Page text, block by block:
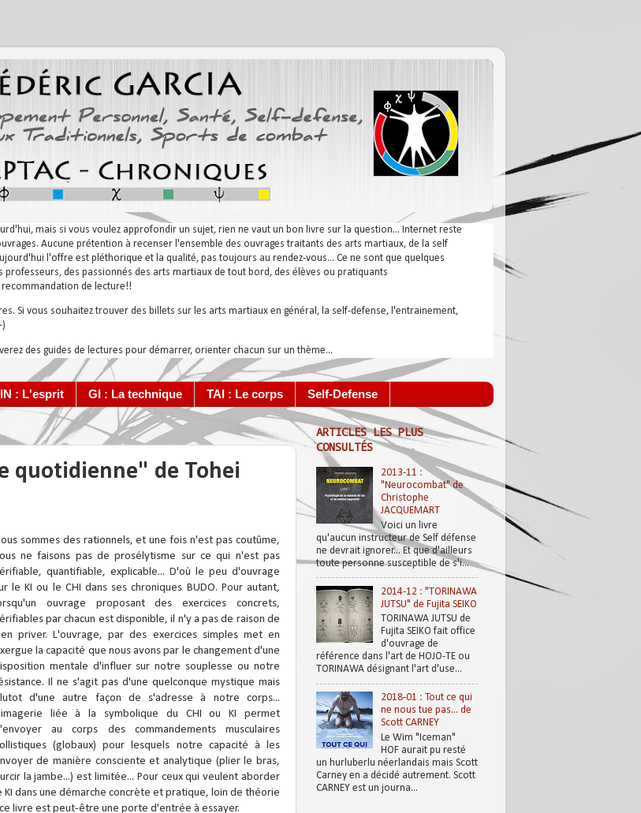
mais si vous voulez approfondir un sujet, rien ne vaut un bon livre sur la question... Internet reste
Aucune prétention à recenser l'ensemble des ouvrages traitants des arts martiaux, de la self
l'offre est pléthorique et la qualité, pas toujours au rendez-vous... Ce ne sont que quelques
des passionnés des arts martiaux de tout bord, des élèves ou pratiquants
de lecture!!
Si vous souhaitez trouver des billets sur les arts martiaux en général, la self-defense, l'entrainement,
)
des guides de lectures pour démarrer, orienter chacun sur un thème...
: L'esprit GI : La technique TAI : Le corps Self-Defense
quotidienne" de Tohei
sommes des rationnels, et une fois n'est pas coutûme,
ne faisons pas de prosélytisme sur ce qui n'est pas
quantifiable, explicable... D'où le peu d'ouvrage
le KI ou le CHI dans ses chroniques BUDO. Pour autant,
ouvrage proposant des exercices concrets,
par chacun est disponible, il n'y a pas de raison de
priver. L'ouvrage, par des exercices simples met en
la capacité que nous avons par le changement d'une
mentale d'influer sur notre souplesse ou notre
Il ne s'agit pas d'une quelconque mystique mais
d'une autre façon de s'adresse à notre corps...
liée à la symbolique du CHI ou KI permet
au corps des commandements musculaires
(globaux) pour lesquels notre capacité à les
de manière consciente et analytique (plier le bras,
la jambe...) est limitée... Pour ceux qui veulent aborder
KI dans une démarche concrète et pratique, loin de théorie
livre est peut-être une porte d'entrée à essayer.
ARTICLES LES PLUS
CONSULTÉS
2013-11 :
"Neurocombat" de
Christophe
JACQUEMART
Voici un livre
qu'aucun instructeur de Self défense
ne devrait ignorer... Et que d'ailleurs
toute personne susceptible de s'i...
2014-12 : "TORINAWA
JUTSU" de Fujita SEIKO
TORINAWA JUTSU de
Fujita SEIKO fait office
d'ouvrage de
référence dans l'art de HOJO-TE ou
TORINAWA désignant l'art d'use...
2018-01 : Tout ce qui
ne nous tue pas... de
Scott CARNEY
Le Wim "Iceman"
HOF aurait pu resté
un hurluberlu néerlandais mais Scott
Carney en a décidé autrement. Scott
CARNEY est un journa...